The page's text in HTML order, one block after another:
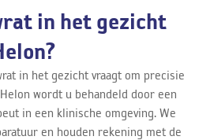
in het gezicht
in het gezicht vraagt om precisie
wordt u behandeld door een
in een klinische omgeving. We
en houden rekening met de